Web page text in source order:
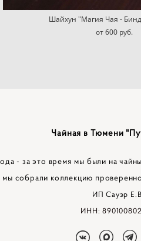
Шайхун "Магия Чая -
от 600 pуб.
Чайная в Тюмени
- за это время мы были на
собрали коллекцию
ИП Сауэр
ИНН: